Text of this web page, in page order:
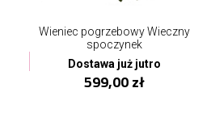
Wieniec pogrzebowy Wieczny
spoczynek
Dostawa już jutro
599,00 zł